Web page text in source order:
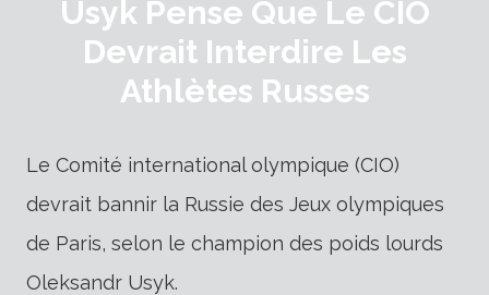
Usyk Pense Que Le CIO
Devrait Interdire Les
Athlètes Russes
Le Comité international olympique (CIO)
devrait bannir la Russie des Jeux olympiques
de Paris, selon le champion des poids lourds
Oleksandr Usyk.